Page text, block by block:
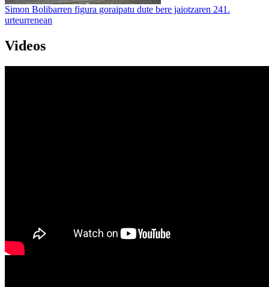
Simon Bolibarren figura goraipatu dute bere jaiotzaren 241.
urteurrenean
Videos